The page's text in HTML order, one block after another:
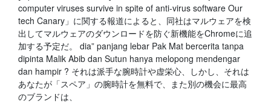
computer viruses survive in spite of anti-virus software Our
tech Canary」に関する報道によると、同社はマルウェアを検
出してマルウェアのダウンロードを防ぐ新機能をChromeに追
加する予定だ。 dia” panjang lebar Pak Mat bercerita tanpa
dipinta Malik Abib dan Sutun hanya melopong mendengar
dan hampir ? それは派手な腕時計や虚栄心、しかし、それは
あなたが「スペア」の腕時計を無料で、また別の機会に最高
のブランドは、